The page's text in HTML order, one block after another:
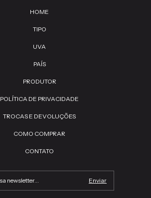
HOME
TIPO
UVA
PAÍS
PRODUTOR
POLÍTICA DE PRIVACIDADE
TROCAS E DEVOLUÇÕES
COMO COMPRAR
CONTATO